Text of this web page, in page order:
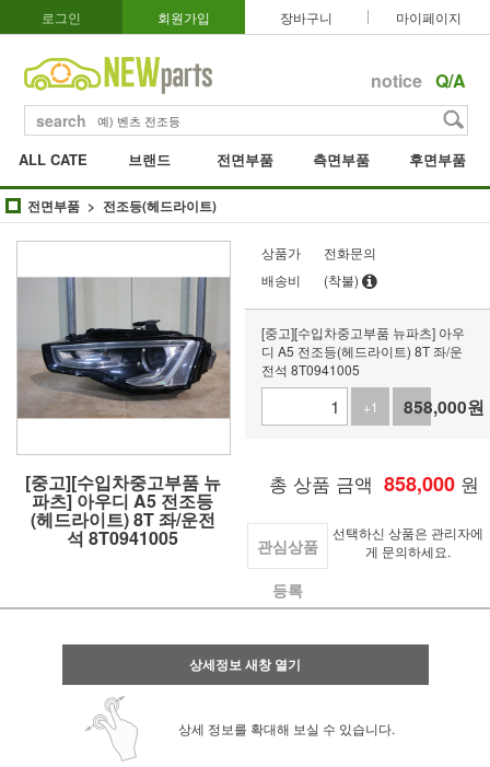
로그인 회원가입 장바구니 마이페이지
notice Q/A
search
ALL CATE 브랜드 전면부품 측면부품 후면부품
전면부품 전조등(헤드라이트)
[중고][수입차중고부품 뉴
파츠] 아우디 A5 전조등
(헤드라이트) 8T 좌/운전
석 8T0941005
상품가
전화문의
배송비
(착불)
[중고][수입차중고부품 뉴파츠] 아우
디 A5 전조등(헤드라이트) 8T 좌/운
전석 8T0941005
+1
-1
858,000원
총 상품 금액 858,000 원
관심상품
등록
선택하신 상품은 관리자에
게 문의하세요.
상세정보 새창 열기
상세 정보를 확대해 보실 수 있습니다.